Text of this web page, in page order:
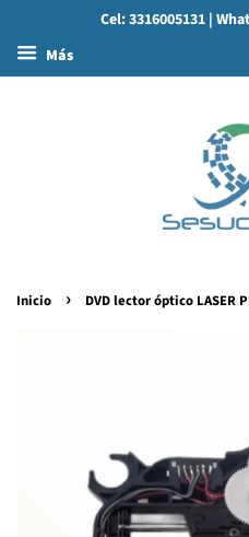
Cel: 3316005131 |
Más
Inicio › DVD lector óptico LASER